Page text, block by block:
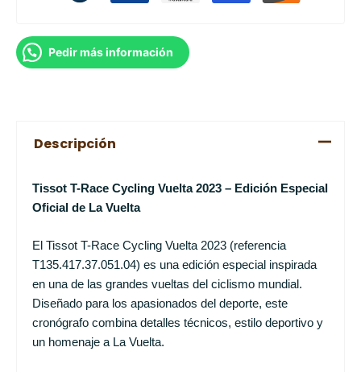
Pedir más información
Descripción
Tissot T-Race Cycling Vuelta 2023 – Edición Especial
Oficial de La Vuelta
El Tissot T-Race Cycling Vuelta 2023 (referencia
T135.417.37.051.04) es una edición especial inspirada
en una de las grandes vueltas del ciclismo mundial.
Diseñado para los apasionados del deporte, este
cronógrafo combina detalles técnicos, estilo deportivo y
un homenaje a La Vuelta.